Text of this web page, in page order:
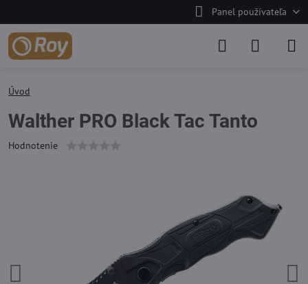
Panel používateľa
Úvod
Walther PRO Black Tac Tanto
Hodnotenie